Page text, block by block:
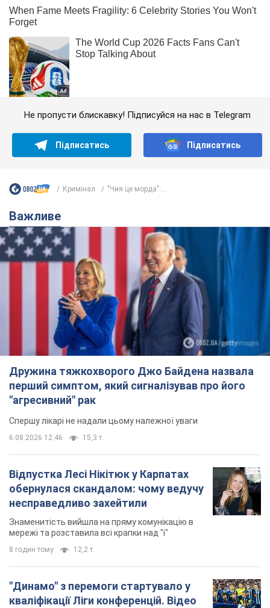
Не пропусти блискавку! Підписуйся на нас в Telegram
Підписатись Підписатись
Кримінал "Чия це морда":...
Важливе
Дружина тяжкохворого Джо Байдена назвала
перший симптом, який сигналізував про його
"агресивний" рак
Спершу лікарі не надали цьому належної уваги
6.08.2026 12:46 15,3 т.
Відпустка Лесі Нікітюк у Карпатах
обернулася скандалом: чому ведучу
несправедливо захейтили
Знаменитість вийшла на пряму комунікацію в
мережі та розставила всі крапки над "і"
8 годин тому 12,2 т.
"Динамо" з перемоги стартувало у
кваліфікації Ліги конференцій. Відео